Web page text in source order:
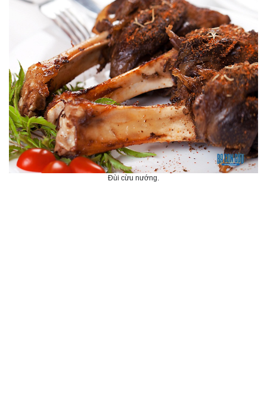
Đùi cừu nướng.